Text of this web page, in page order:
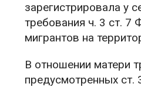
зарегистрировала у
требования ч. 3 ст.
мигрантов на
В отношении матери
предусмотренных ст.